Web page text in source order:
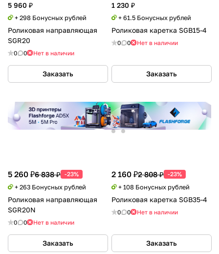
5 960 ₽
+ 298 Бонусных рублей
Роликовая направляющая
SGR20
0 0 Нет в наличии
Заказать
1 230 ₽
+ 61.5 Бонусных рублей
Роликовая каретка SGB15-4
0 0 Нет в наличии
Заказать
5 260 ₽6 838 ₽ -23%
+ 263 Бонусных рублей
Роликовая направляющая
SGR20N
0 0 Нет в наличии
Заказать
2 160 ₽2 808 ₽ -23%
+ 108 Бонусных рублей
Роликовая каретка SGB35-4
0 0 Нет в наличии
Заказать